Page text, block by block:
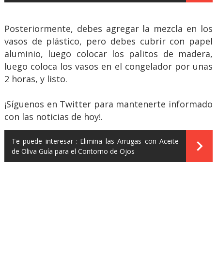
Posteriormente, debes agregar la mezcla en los
vasos de plástico, pero debes cubrir con papel
aluminio, luego colocar los palitos de madera,
luego coloca los vasos en el congelador por unas
2 horas, y listo.
¡Síguenos en Twitter para mantenerte informado
con las noticias de hoy!.
Te puede interesar : Elimina las Arrugas con Aceite
de Oliva Guía para el Contorno de Ojos